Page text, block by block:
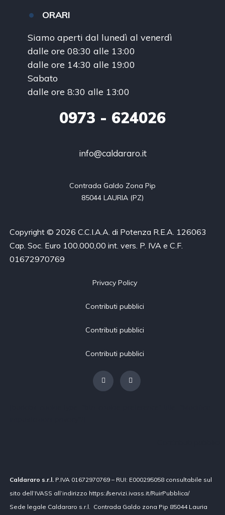
ORARI
Siamo aperti dal lunedì al venerdì
dalle ore 08:30 alle 13:00
dalle ore 14:30 alle 19:00
Sabato
dalle ore 8:30 alle 13:00
0973 - 624026
info@caldararo.it
Contrada Galdo Zona Pip
85044 LAURIA (PZ)
Copyright © 2026 C.C.I.A.A. di Potenza R.E.A. 126063
Cap. Soc. Euro 100.000,00 int. vers. P. IVA e C.F.
01672970769
Privacy Policy
Contributi pubblici
Contributi pubblici
Contributi pubblici
Caldararo s.r.l. P.IVA 01672970769 – RUI: E000295058 consultabile sul
sito dell’IVASS all’indirizzo https://servizi.ivass.it/RuirPubblica/
Sede legale Caldararo s.r.l. Contrada Galdo zona Pip 85044 Lauria